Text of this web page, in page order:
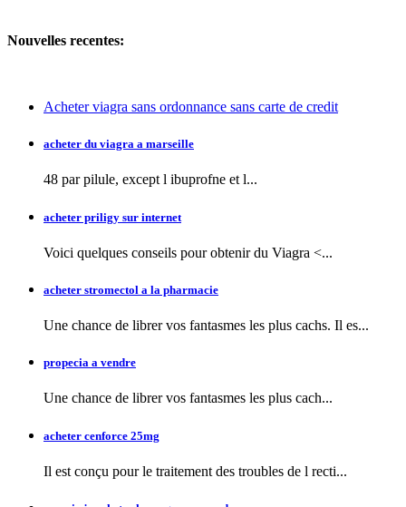
Nouvelles recentes:
Acheter viagra sans ordonnance sans carte de credit
acheter du viagra a marseille
48 par pilule, except l ibuprofne et l...
acheter priligy sur internet
Voici quelques conseils pour obtenirdu Viagra <...
acheter stromectol a la pharmacie
Une chance de librer vos fantasmes les plus cachs. Il es...
propecia a vendre
Une chance de librer vos fantasmes les plus cach...
acheter cenforce 25mg
Il est conçu pour le traitement des troubles de l recti...